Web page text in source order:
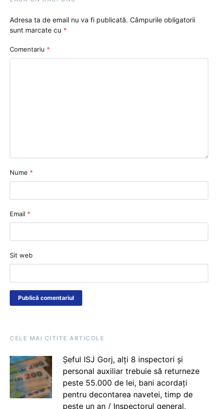
Adresa ta de email nu va fi publicată. Câmpurile obligatorii
sunt marcate cu *
Comentariu *
Nume *
Email *
Sit web
CELE MAI CITITE ARTICOLE
Șeful ISJ Gorj, alți 8 inspectori și
personal auxiliar trebuie să returneze
peste 55.000 de lei, bani acordați
pentru decontarea navetei, timp de
peste un an / Inspectorul general,